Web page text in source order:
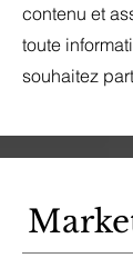
contenu et
toute
souhaitez